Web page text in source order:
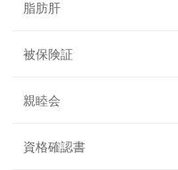
脂肪肝
被保険証
親睦会
資格確認書